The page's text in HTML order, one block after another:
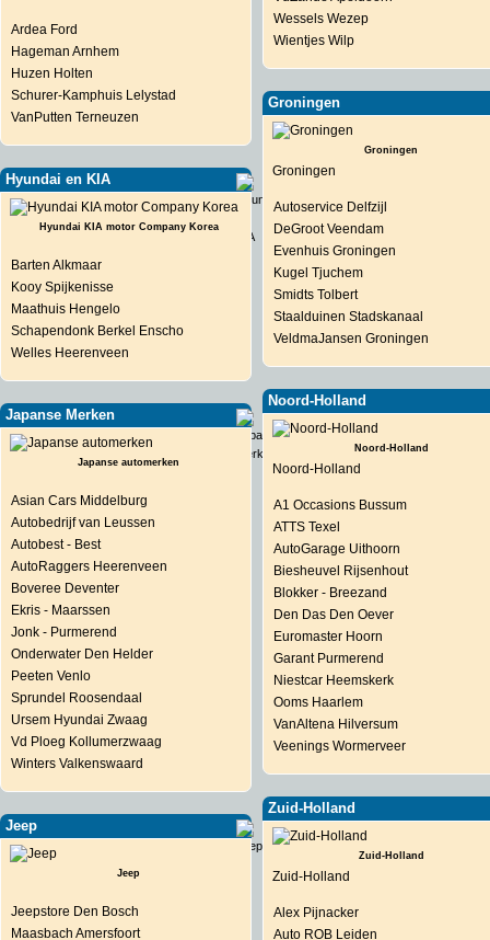
Ardea Ford
Hageman Arnhem
Huzen Holten
Schurer-Kamphuis Lelystad
VanPutten Terneuzen
Hyundai en KIA
Hyundai KIA motor Company Korea
Barten Alkmaar
Kooy Spijkenisse
Maathuis Hengelo
Schapendonk Berkel Enscho
Welles Heerenveen
Japanse Merken
Japanse automerken
Asian Cars Middelburg
Autobedrijf van Leussen
Autobest - Best
AutoRaggers Heerenveen
Boveree Deventer
Ekris - Maarssen
Jonk - Purmerend
Onderwater Den Helder
Peeten Venlo
Sprundel Roosendaal
Ursem Hyundai Zwaag
Vd Ploeg Kollumerzwaag
Winters Valkenswaard
Jeep
Jeep
Jeepstore Den Bosch
Maasbach Amersfoort
Wessels Wezep
Wientjes Wilp
Groningen
Groningen
Groningen
Autoservice Delfzijl
DeGroot Veendam
Evenhuis Groningen
Kugel Tjuchem
Smidts Tolbert
Staalduinen Stadskanaal
VeldmaJansen Groningen
Noord-Holland
Noord-Holland
Noord-Holland
A1 Occasions Bussum
ATTS Texel
AutoGarage Uithoorn
Biesheuvel Rijsenhout
Blokker - Breezand
Den Das Den Oever
Euromaster Hoorn
Garant Purmerend
Niestcar Heemskerk
Ooms Haarlem
VanAltena Hilversum
Veenings Wormerveer
Zuid-Holland
Zuid-Holland
Zuid-Holland
Alex Pijnacker
Auto ROB Leiden